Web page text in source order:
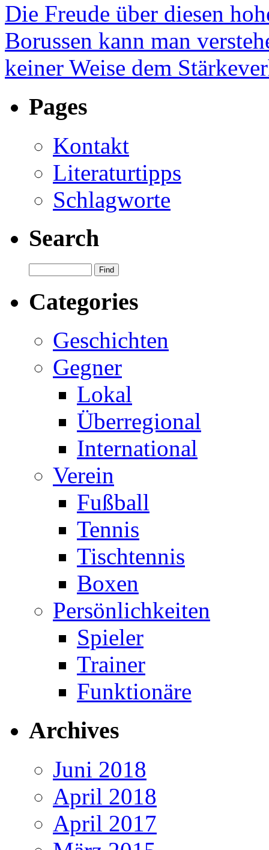
Die Freude über diesen
Borussen kann man
keiner Weise dem
Pages
Kontakt
Literaturtipps
Schlagworte
Search
Categories
Geschichten
Gegner
Lokal
Überregional
International
Verein
Fußball
Tennis
Tischtennis
Boxen
Persönlichkeiten
Spieler
Trainer
Funktionäre
Archives
Juni 2018
April 2018
April 2017